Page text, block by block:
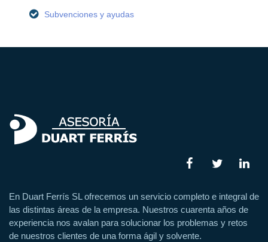
Subvenciones y ayudas
En Duart Ferrís SL ofrecemos un servicio completo e integral de
las distintas áreas de la empresa. Nuestros cuarenta años de
experiencia nos avalan para solucionar los problemas y retos
de nuestros clientes de una forma ágil y solvente.